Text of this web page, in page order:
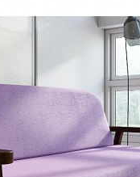
из массива
из массива
из массива
столы барные
створчатый для посуды
для посуды
для посуды